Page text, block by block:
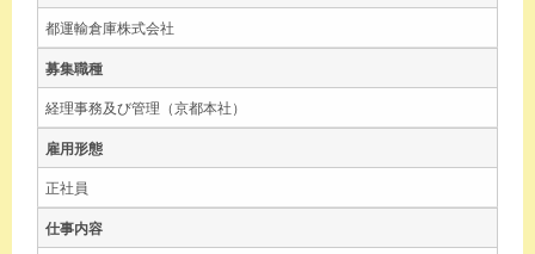
都運輸倉庫株式会社
募集職種
経理事務及び管理（京都本社）
雇用形態
正社員
仕事内容